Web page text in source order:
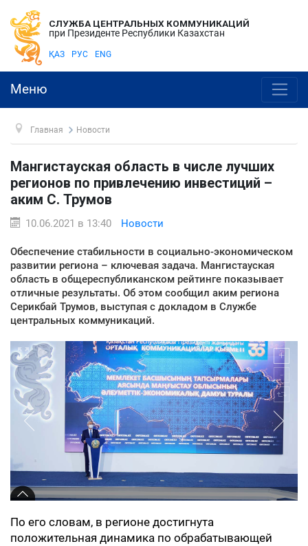
СЛУЖБА ЦЕНТРАЛЬНЫХ КОММУНИКАЦИЙ
при Президенте Республики Казахстан
ҚАЗ РУС ENG
Меню
Главная Новости
Мангистауская область в числе лучших
регионов по привлечению инвестиций –
аким С. Трумов
10.06.2021 в 13:40 Новости
Обеспечение стабильности в социально-экономическом
развитии региона – ключевая задача. Мангистауская
область в общереспубликанском рейтинге показывает
отличные результаты. Об этом сообщил аким региона
Серикбай Трумов, выступая с докладом в Службе
центральных коммуникаций.
По его словам, в регионе достигнута
положительная динамика по обрабатывающей